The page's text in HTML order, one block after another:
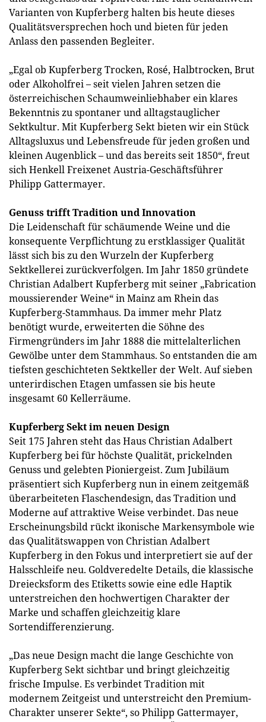
Varianten von Kupferberg halten bis heute dieses
Qualitätsversprechen hoch und bieten für jeden
Anlass den passenden Begleiter.
„Egal ob Kupferberg Trocken, Rosé, Halbtrocken, Brut
oder Alkoholfrei – seit vielen Jahren setzen die
österreichischen Schaumweinliebhaber ein klares
Bekenntnis zu spontaner und alltagstauglicher
Sektkultur. Mit Kupferberg Sekt bieten wir ein Stück
Alltagsluxus und Lebensfreude für jeden großen und
kleinen Augenblick – und das bereits seit 1850“, freut
sich Henkell Freixenet Austria-Geschäftsführer
Philipp Gattermayer.
Genuss trifft Tradition und Innovation
Die Leidenschaft für schäumende Weine und die
konsequente Verpflichtung zu erstklassiger Qualität
lässt sich bis zu den Wurzeln der Kupferberg
Sektkellerei zurückverfolgen. Im Jahr 1850 gründete
Christian Adalbert Kupferberg mit seiner „Fabrication
moussierender Weine“ in Mainz am Rhein das
Kupferberg-Stammhaus. Da immer mehr Platz
benötigt wurde, erweiterten die Söhne des
Firmengründers im Jahr 1888 die mittelalterlichen
Gewölbe unter dem Stammhaus. So entstanden die am
tiefsten geschichteten Sektkeller der Welt. Auf sieben
unterirdischen Etagen umfassen sie bis heute
insgesamt 60 Kellerräume.
Kupferberg Sekt im neuen Design
Seit 175 Jahren steht das Haus Christian Adalbert
Kupferberg bei für höchste Qualität, prickelnden
Genuss und gelebten Pioniergeist. Zum Jubiläum
präsentiert sich Kupferberg nun in einem zeitgemäß
überarbeiteten Flaschendesign, das Tradition und
Moderne auf attraktive Weise verbindet. Das neue
Erscheinungsbild rückt ikonische Markensymbole wie
das Qualitätswappen von Christian Adalbert
Kupferberg in den Fokus und interpretiert sie auf der
Halsschleife neu. Goldveredelte Details, die klassische
Dreiecksform des Etiketts sowie eine edle Haptik
unterstreichen den hochwertigen Charakter der
Marke und schaffen gleichzeitig klare
Sortendifferenzierung.
„Das neue Design macht die lange Geschichte von
Kupferberg Sekt sichtbar und bringt gleichzeitig
frische Impulse. Es verbindet Tradition mit
modernem Zeitgeist und unterstreicht den Premium-
Charakter unserer Sekte“, so Philipp Gattermayer,